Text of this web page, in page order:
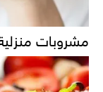
مشروبات